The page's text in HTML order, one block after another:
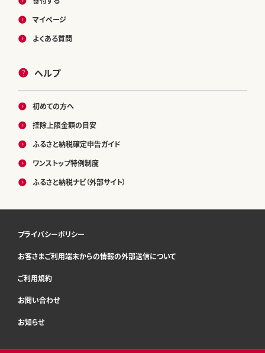
マイページ
よくある質問
ヘルプ
初めての方へ
控除上限金額の目安
ふるさと納税確定申告ガイド
ワンストップ特例制度
ふるさと納税ナビ（外部サイト）
プライバシーポリシー
お客さまご利用端末からの情報の外部送信について
ご利用規約
お問い合わせ
お知らせ